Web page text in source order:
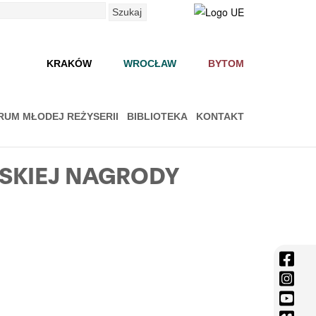
-
się
-
Szukaj
KRAKÓW WROCŁAW BYTOM
MŁODEJ REŻYSERII BIBLIOTEKA KONTAKT
NAGRODY